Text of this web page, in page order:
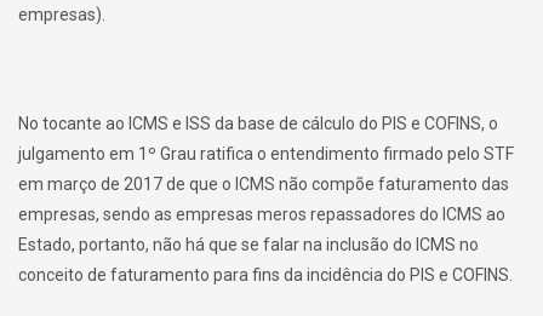
empresas).
No tocante ao ICMS e ISS da base de cálculo do PIS e COFINS, o
julgamento em 1º Grau ratifica o entendimento firmado pelo STF
em março de 2017 de que o ICMS não compõe faturamento das
empresas, sendo as empresas meros repassadores do ICMS ao
Estado, portanto, não há que se falar na inclusão do ICMS no
conceito de faturamento para fins da incidência do PIS e COFINS.